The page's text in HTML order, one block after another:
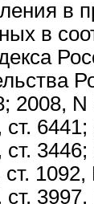
в
в
2008,